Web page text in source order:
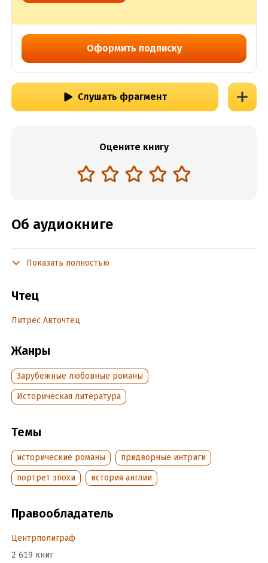
Оформить подписку
Слушать фрагмент
Оцените книгу
Об аудиокниге
Подробная информация
Дата поступления:
Переводчик:
Показать полностью
Чтец
Литрес Авточтец
Жанры
Зарубежные любовные романы
Историческая литература
Темы
исторические романы
придворные интриги
портрет эпохи
история англии
Правообладатель
Центрполиграф
2 619 книг